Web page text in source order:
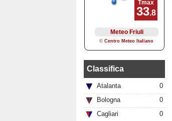
Classifica
Atalanta
0
Bologna
0
Cagliari
0